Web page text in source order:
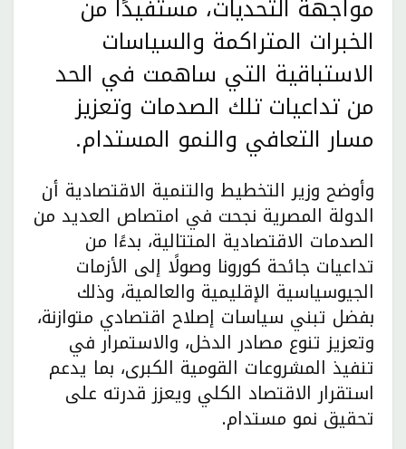
مواجهة التحديات، مستفيدًا من
الخبرات المتراكمة والسياسات
الاستباقية التي ساهمت في الحد
من تداعيات تلك الصدمات وتعزيز
مسار التعافي والنمو المستدام.
وأوضح وزير التخطيط والتنمية الاقتصادية أن
الدولة المصرية نجحت في امتصاص العديد من
الصدمات الاقتصادية المتتالية، بدءًا من
تداعيات جائحة كورونا وصولًا إلى الأزمات
الجيوسياسية الإقليمية والعالمية، وذلك
بفضل تبني سياسات إصلاح اقتصادي متوازنة،
وتعزيز تنوع مصادر الدخل، والاستمرار في
تنفيذ المشروعات القومية الكبرى، بما يدعم
استقرار الاقتصاد الكلي ويعزز قدرته على
تحقيق نمو مستدام.